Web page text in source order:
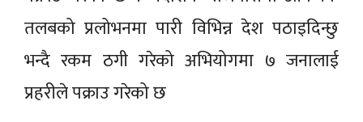
तलबको प्रलोभनमा पारी विभिन्न देश पठाइदिन्छु
भन्दै रकम ठगी गरेको अभियोगमा ७ जनालाई
प्रहरीले पक्राउ गरेको छ